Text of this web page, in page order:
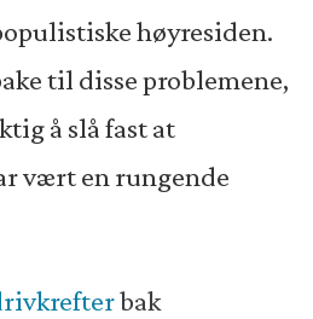
høyresiden.
til disse problemene,
å slå fast at
vært en rungende
bak